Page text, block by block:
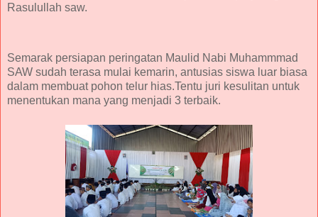
Rasulullah saw.
Semarak persiapan peringatan Maulid Nabi Muhammmad
SAW sudah terasa mulai kemarin, antusias siswa luar biasa
dalam membuat pohon telur hias.Tentu juri kesulitan untuk
menentukan mana yang menjadi 3 terbaik.